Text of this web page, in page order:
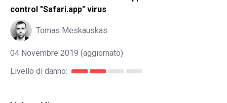
control "Safari.app" virus
Tomas Meskauskas
04 Novembre 2019 (aggiornato)
Livello di danno: